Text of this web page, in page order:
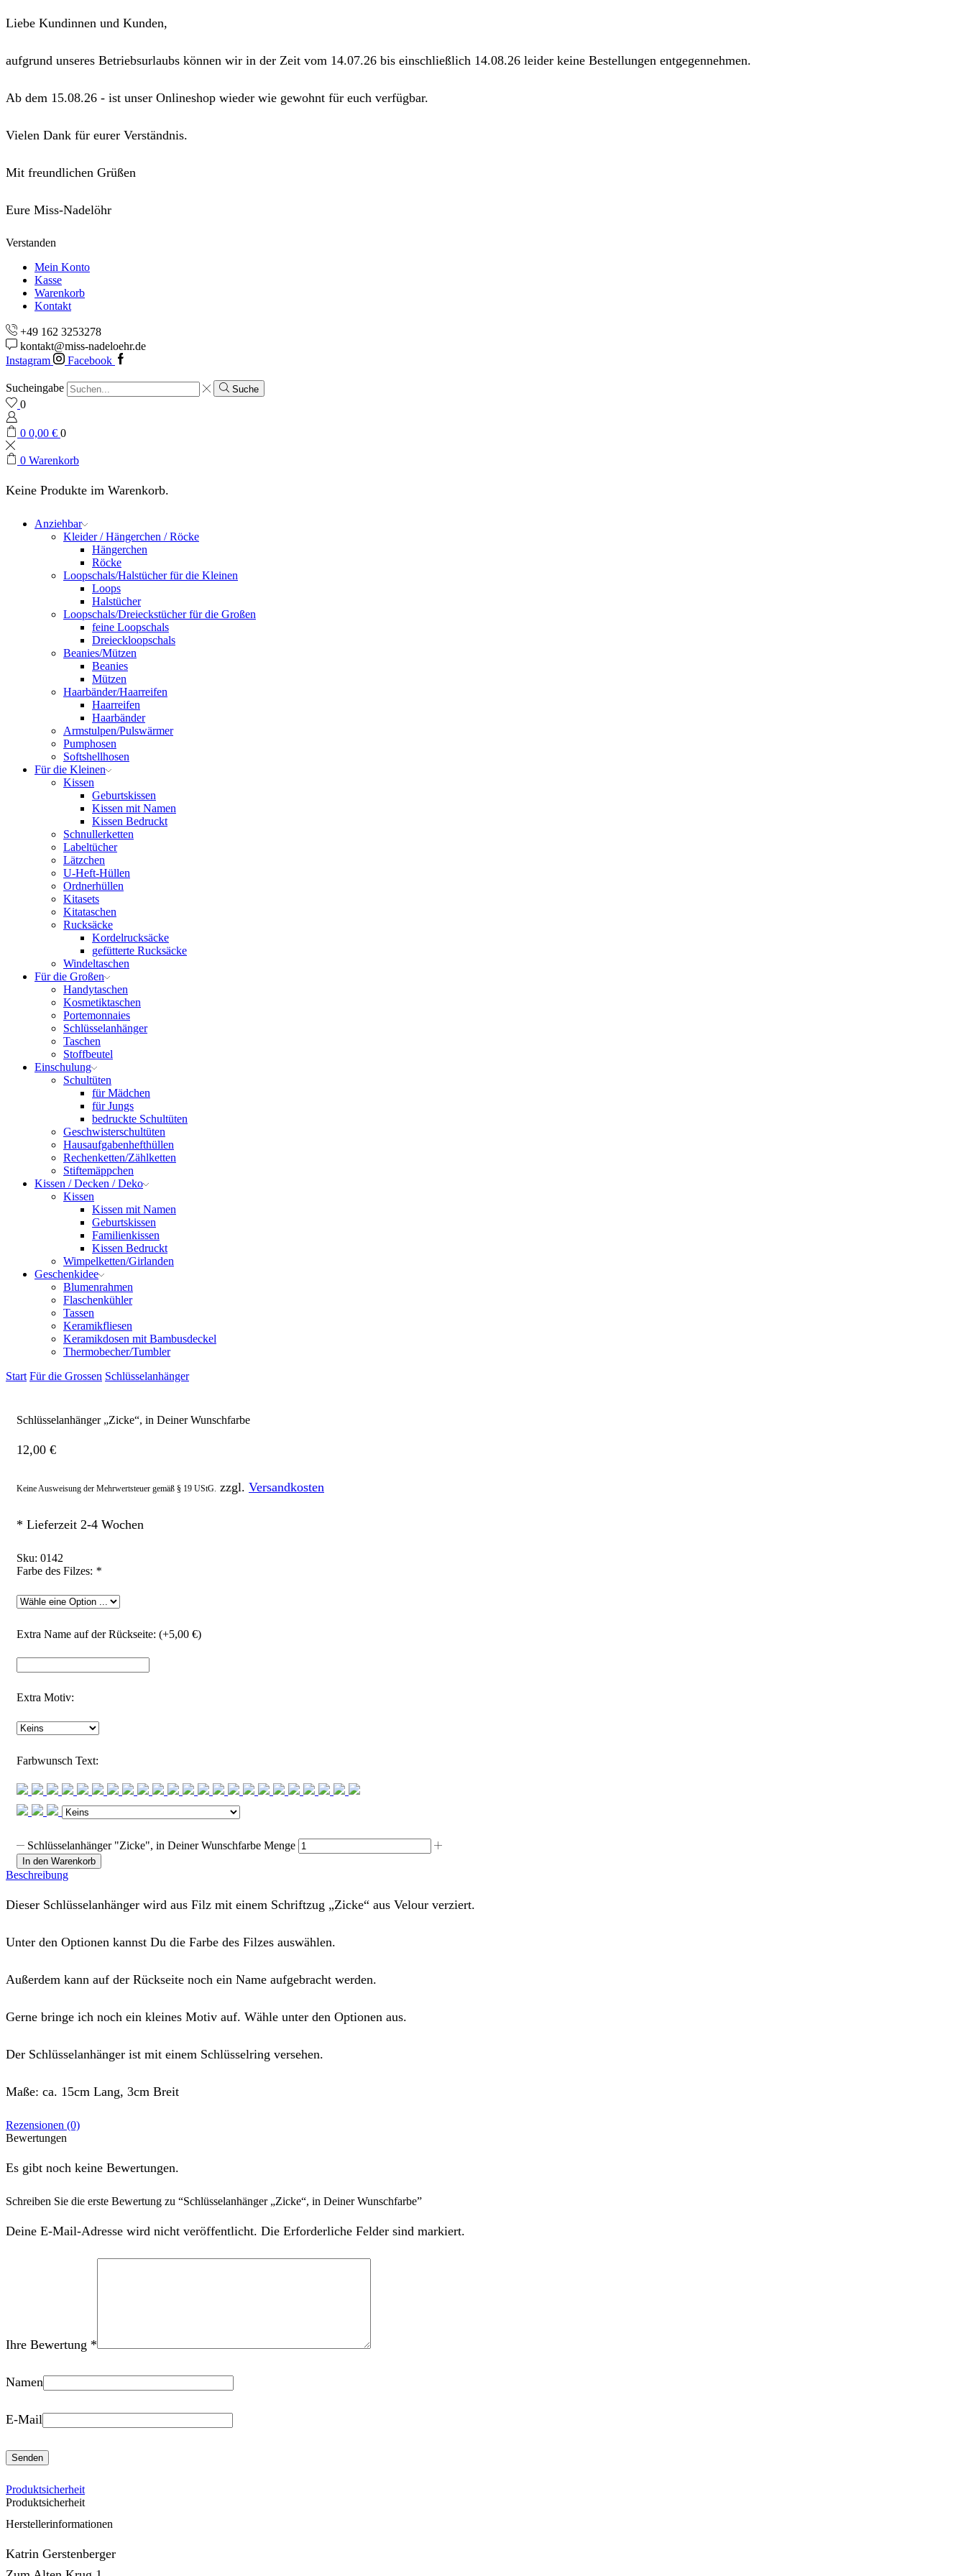
Liebe Kundinnen und Kunden,
aufgrund unseres Betriebsurlaubs können wir in der Zeit vom 14.07.26 bis einschließlich 14.08.26 leider keine Bestellungen entgegennehmen.
Ab dem 15.08.26 - ist unser Onlineshop wieder wie gewohnt für euch verfügbar.
Vielen Dank für eurer Verständnis.
Mit freundlichen Grüßen
Eure Miss-Nadelöhr
Verstanden
Mein Konto
Kasse
Warenkorb
Kontakt
+49 162 3253278
kontakt@miss-nadeloehr.de
Instagram
Facebook
Sucheingabe Suche
0
0 0,00 € 0
0 Warenkorb
Keine Produkte im Warenkorb.
Anziehbar
Kleider / Hängerchen / Röcke
Hängerchen
Röcke
Loopschals/Halstücher für die Kleinen
Loops
Halstücher
Loopschals/Dreieckstücher für die Großen
feine Loopschals
Dreieckloopschals
Beanies/Mützen
Beanies
Mützen
Haarbänder/Haarreifen
Haarreifen
Haarbänder
Armstulpen/Pulswärmer
Pumphosen
Softshellhosen
Für die Kleinen
Kissen
Geburtskissen
Kissen mit Namen
Kissen Bedruckt
Schnullerketten
Labeltücher
Lätzchen
U-Heft-Hüllen
Ordnerhüllen
Kitasets
Kitataschen
Rucksäcke
Kordelrucksäcke
gefütterte Rucksäcke
Windeltaschen
Für die Großen
Handytaschen
Kosmetiktaschen
Portemonnaies
Schlüsselanhänger
Taschen
Stoffbeutel
Einschulung
Schultüten
für Mädchen
für Jungs
bedruckte Schultüten
Geschwisterschultüten
Hausaufgabenhefthüllen
Rechenketten/Zählketten
Stiftemäppchen
Kissen / Decken / Deko
Kissen
Kissen mit Namen
Geburtskissen
Familienkissen
Kissen Bedruckt
Wimpelketten/Girlanden
Geschenkidee
Blumenrahmen
Flaschenkühler
Tassen
Keramikfliesen
Keramikdosen mit Bambusdeckel
Thermobecher/Tumbler
Start Für die Grossen Schlüsselanhänger
Schlüsselanhänger „Zicke“, in Deiner Wunschfarbe
12,00 €
Keine Ausweisung der Mehrwertsteuer gemäß § 19 UStG. zzgl. Versandkosten
* Lieferzeit 2-4 Wochen
Sku: 0142
Farbe des Filzes: *
Extra Name auf der Rückseite: (+5,00 €)
Extra Motiv:
Farbwunsch Text:
Schlüsselanhänger "Zicke", in Deiner Wunschfarbe Menge
In den Warenkorb
Beschreibung
Dieser Schlüsselanhänger wird aus Filz mit einem Schriftzug „Zicke“ aus Velour verziert.
Unter den Optionen kannst Du die Farbe des Filzes auswählen.
Außerdem kann auf der Rückseite noch ein Name aufgebracht werden.
Gerne bringe ich noch ein kleines Motiv auf. Wähle unter den Optionen aus.
Der Schlüsselanhänger ist mit einem Schlüsselring versehen.
Maße: ca. 15cm Lang, 3cm Breit
Rezensionen (0)
Bewertungen
Es gibt noch keine Bewertungen.
Schreiben Sie die erste Bewertung zu “Schlüsselanhänger „Zicke“, in Deiner Wunschfarbe”
Deine E-Mail-Adresse wird nicht veröffentlicht. Die Erforderliche Felder sind markiert.
Ihre Bewertung *
Namen
E-Mail
Produktsicherheit
Produktsicherheit
Herstellerinformationen
Katrin Gerstenberger